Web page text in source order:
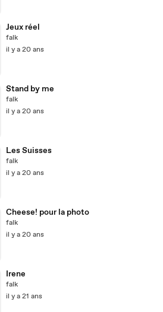
Jeux réel
falk
il y a 20 ans
Stand by me
falk
il y a 20 ans
Les Suisses
falk
il y a 20 ans
Cheese! pour la photo
falk
il y a 20 ans
Irene
falk
il y a 21 ans